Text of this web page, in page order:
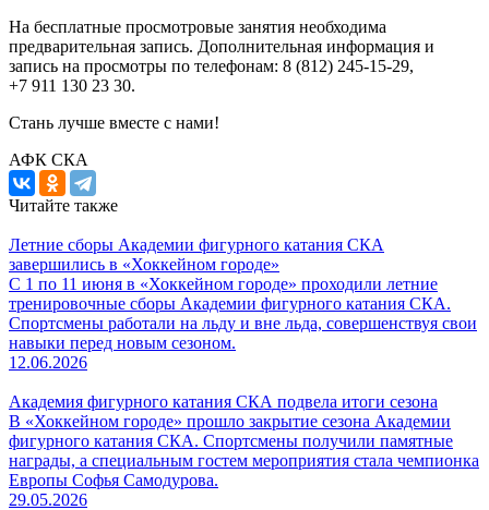
На бесплатные просмотровые занятия необходима
предварительная запись. Дополнительная информация и
запись на просмотры по телефонам: 8 (812) 245-15-29,
+7 911 130 23 30.
Стань лучше вместе с нами!
АФК СКА
Читайте также
Летние сборы Академии фигурного катания СКА
завершились в «Хоккейном городе»
С 1 по 11 июня в «Хоккейном городе» проходили летние
тренировочные сборы Академии фигурного катания СКА.
Спортсмены работали на льду и вне льда, совершенствуя свои
навыки перед новым сезоном.
12.06.2026
Академия фигурного катания СКА подвела итоги сезона
В «Хоккейном городе» прошло закрытие сезона Академии
фигурного катания СКА. Спортсмены получили памятные
награды, а специальным гостем мероприятия стала чемпионка
Европы Софья Самодурова.
29.05.2026